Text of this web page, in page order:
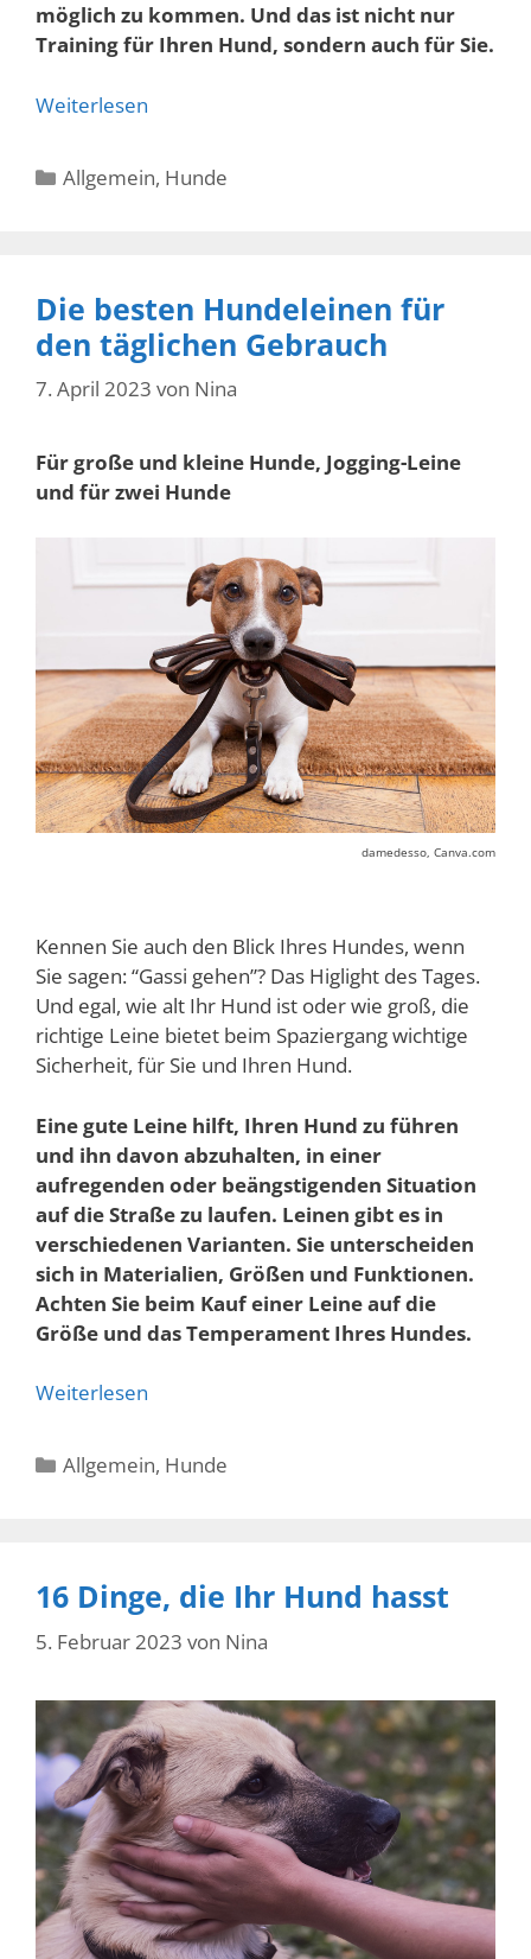
möglich zu kommen. Und das ist nicht nur
Training für Ihren Hund, sondern auch für Sie.
Weiterlesen
Kategorien
Allgemein, Hunde
Die besten Hundeleinen für
den täglichen Gebrauch
7. April 2023 von Nina
Für große und kleine Hunde, Jogging-Leine
und für zwei Hunde
damedesso, Canva.com
Kennen Sie auch den Blick Ihres Hundes, wenn
Sie sagen: “Gassi gehen”? Das Higlight des Tages.
Und egal, wie alt Ihr Hund ist oder wie groß, die
richtige Leine bietet beim Spaziergang wichtige
Sicherheit, für Sie und Ihren Hund.
Eine gute Leine hilft, Ihren Hund zu führen
und ihn davon abzuhalten, in einer
aufregenden oder beängstigenden Situation
auf die Straße zu laufen. Leinen gibt es in
verschiedenen Varianten. Sie unterscheiden
sich in Materialien, Größen und Funktionen.
Achten Sie beim Kauf einer Leine auf die
Größe und das Temperament Ihres Hundes.
Weiterlesen
Kategorien
Allgemein, Hunde
16 Dinge, die Ihr Hund hasst
5. Februar 2023 von Nina